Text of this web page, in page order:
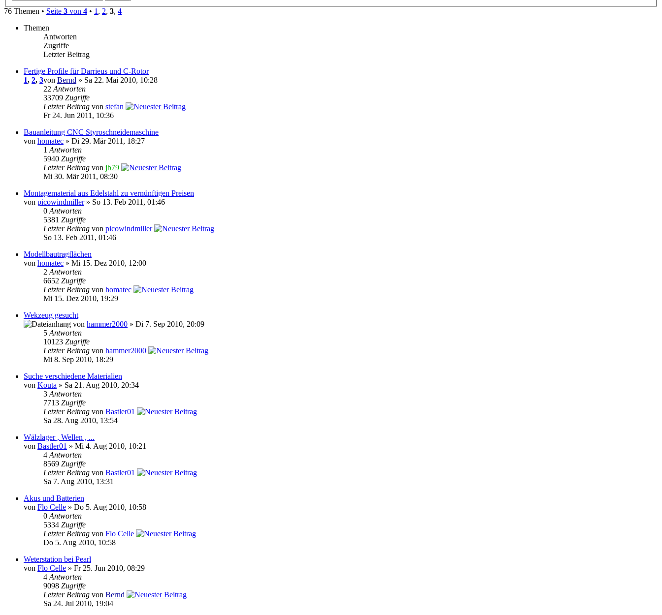
76 Themen • Seite 3 von 4 • 1 , 2, 3, 4
Themen
Antworten
Zugriffe
Letzter Beitrag
Fertige Profile für Darrieus und C-Rotor
1, 2, 3von Bernd » Sa 22. Mai 2010, 10:28
22 Antworten
33709 Zugriffe
Letzter Beitrag von stefan
Fr 24. Jun 2011, 10:36
Bauanleitung CNC Styroschneidemaschine
von homatec » Di 29. Mär 2011, 18:27
1 Antworten
5940 Zugriffe
Letzter Beitrag von jb79
Mi 30. Mär 2011, 08:30
Montagematerial aus Edelstahl zu vernünftigen Preisen
von picowindmiller» So 13. Feb 2011, 01:46
0 Antworten
5381 Zugriffe
Letzter Beitrag von picowindmiller
So 13. Feb 2011, 01:46
Modellbautragflächen
von homatec » Mi 15. Dez 2010, 12:00
2 Antworten
6652 Zugriffe
Letzter Beitrag von homatec
Mi 15. Dez 2010, 19:29
Wekzeug gesucht
von hammer2000 » Di 7. Sep 2010, 20:09
5 Antworten
10123 Zugriffe
Letzter Beitrag von hammer2000
Mi 8. Sep 2010, 18:29
Suche verschiedene Materialien
von Kouta » Sa 21. Aug 2010, 20:34
3 Antworten
7713 Zugriffe
Letzter Beitrag von Bastler01
Sa 28. Aug 2010, 13:54
Wälzlager , Wellen , ...
von Bastler01 » Mi 4. Aug 2010, 10:21
4 Antworten
8569 Zugriffe
Letzter Beitrag von Bastler01
Sa 7. Aug 2010, 13:31
Akus und Batterien
von Flo Celle » Do 5. Aug 2010, 10:58
0 Antworten
5334 Zugriffe
Letzter Beitrag von Flo Celle
Do 5. Aug 2010, 10:58
Weterstation bei Pearl
von Flo Celle » Fr 25. Jun 2010, 08:29
4 Antworten
9098 Zugriffe
Letzter Beitrag von Bernd
Sa 24. Jul 2010, 19:04